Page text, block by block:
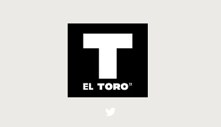
El Toro España